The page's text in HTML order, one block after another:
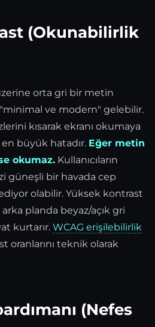
(Okunabilirlik
orta gri bir metin
"minimal ve modern" gelebilir.
kısarak ekranı okumaya
en büyük hatadır. Eğer metin
okumaz. Kullanıcıların
güneşli bir havada cep
olabilir. Yüksek kontrast
planda beyaz/açık gri
kurtarır. WCAG erişilebilirlik
oranlarını teknik olarak
(Nefes